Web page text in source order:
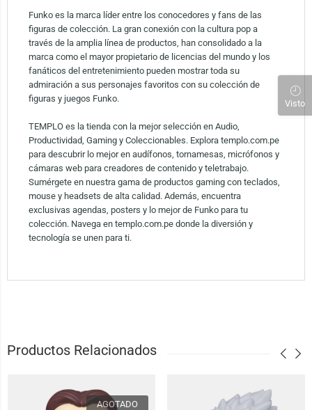
Funko es la marca líder entre los conocedores y fans de las
figuras de colección. La gran conexión con la cultura pop a
través de la amplia línea de productos, han consolidado a la
marca como el mayor propietario de licencias del mundo y los
fanáticos del entretenimiento pueden mostrar toda su
admiración a sus personajes favoritos con su colección de
figuras y juegos Funko.
TEMPLO es la tienda con la mejor selección en Audio,
Productividad, Gaming y Coleccionables. Explora templo.com.pe
para descubrir lo mejor en audífonos, tornamesas, micrófonos y
cámaras web para creadores de contenido y teletrabajo.
Sumérgete en nuestra gama de productos gaming con teclados,
mouse y headsets de alta calidad. Además, encuentra
exclusivas agendas, posters y lo mejor de Funko para tu
colección. Navega en templo.com.pe donde la diversión y
tecnología se unen para ti.
Productos Relacionados
AGOTADO
Visto